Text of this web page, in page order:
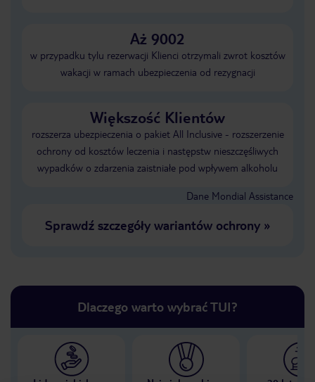
Aż 9002
w przypadku tylu rezerwacji Klienci otrzymali zwrot kosztów
wakacji w ramach ubezpieczenia od rezygnacji
Większość Klientów
rozszerza ubezpieczenia o pakiet All Inclusive - rozszerzenie
ochrony od kosztów leczenia i następstw nieszczęśliwych
wypadków o zdarzenia zaistniałe pod wpływem alkoholu
Dane Mondial Assistance
Sprawdź szczegóły wariantów ochrony»
Dlaczego warto wybrać TUI?